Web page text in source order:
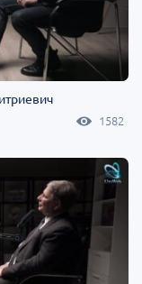
1582